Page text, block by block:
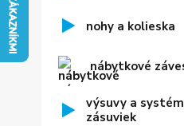
nohy a kolieska
nábytkové
výsuvy a
zásuviek